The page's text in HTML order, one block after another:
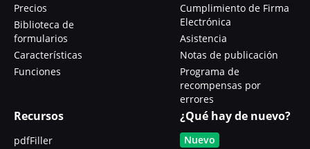
Precios
Biblioteca de
formularios
Características
Funciones
Cumplimiento de Firma
Electrónica
Asistencia
Notas de publicación
Programa de
recompensas por
errores
Recursos
pdfFiller
¿Qué hay de nuevo?
Nuevo